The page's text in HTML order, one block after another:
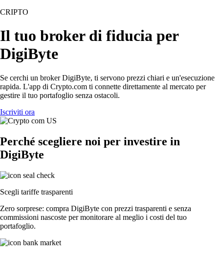
CRIPTO
Il tuo broker di fiducia per
DigiByte
Se cerchi un broker DigiByte, ti servono prezzi chiari e un'esecuzione
rapida. L'app di Crypto.com ti connette direttamente al mercato per
gestire il tuo portafoglio senza ostacoli.
Iscriviti ora
Perché scegliere noi per investire in
DigiByte
Scegli tariffe trasparenti
Zero sorprese: compra DigiByte con prezzi trasparenti e senza
commissioni nascoste per monitorare al meglio i costi del tuo
portafoglio.